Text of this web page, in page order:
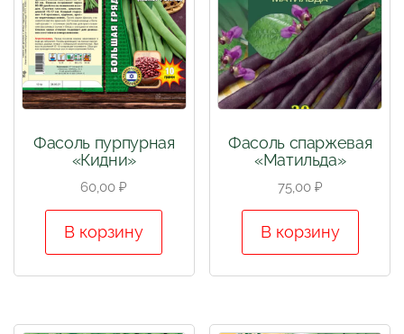
Фасоль пурпурная
«Кидни»
60,00₽
В корзину
Фасоль спаржевая
«Матильда»
75,00 ₽
В корзину